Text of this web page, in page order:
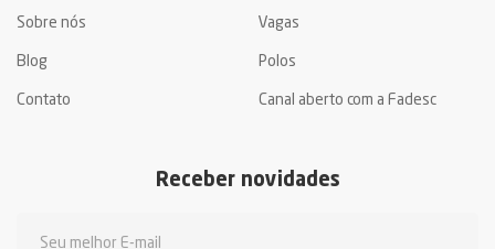
Sobre nós Vagas
Blog Polos
Contato Canal aberto com a Fadesc
Receber novidades